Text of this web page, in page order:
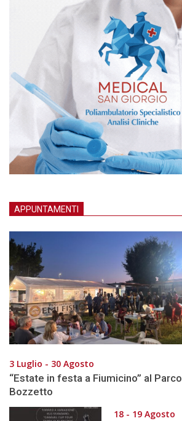
APPUNTAMENTI
3 Luglio - 30 Agosto
“Estate in festa a Fiumicino” al Parco
Bozzetto
18 - 19 Agosto